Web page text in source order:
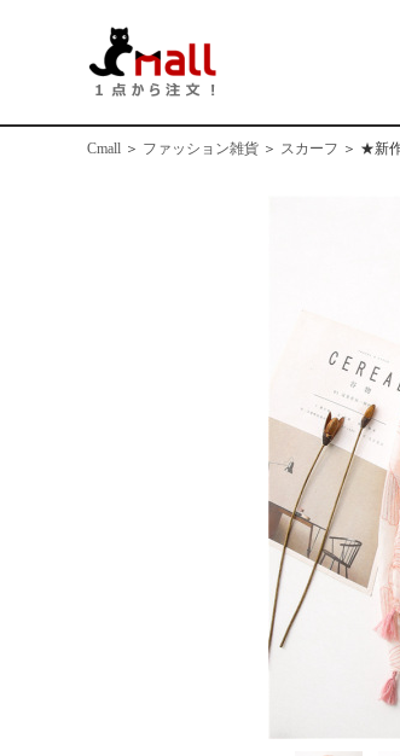
Cmall ＞ ファッション雑貨 ＞ スカーフ ＞ ★新